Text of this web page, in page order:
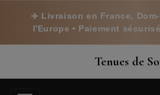
✈️ Livraison en France,
l'Europe • Paiement
Tenues de